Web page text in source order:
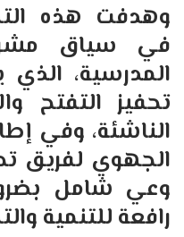
وهدفت هذه
في سياق مشروع
المدرسية،
تحفيز التفتح
الناشئة، وفي
الجهوي لفريق
وعي شامل
رافعة للتنمية